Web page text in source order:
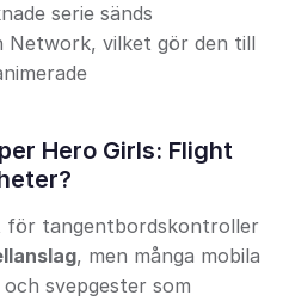
serie sänds
Network, vilket gör den till
Hero Girls: Flight
för tangentbordskontroller
, men många mobila
svepgester som